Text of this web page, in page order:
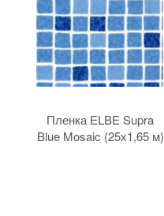
Пленка ELBE Supra
Blue Mosaic (25х1,65 м)